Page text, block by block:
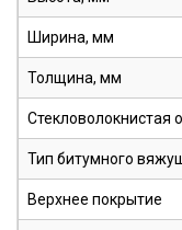
Ширина, мм
Толщина, мм
Стекловолокнистая
Тип битумного
Верхнее покрытие